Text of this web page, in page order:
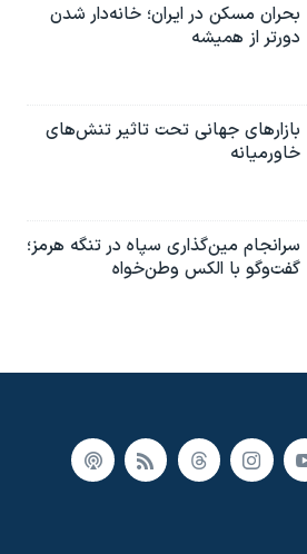
بحران مسکن در ایران؛ خانه‌دار شدن
دورتر از همیشه
بازارهای جهانی تحت تاثیر تنش‌های
خاورمیانه
سرانجام مین‌گذاری‌ سپاه در تنگه هرمز؛
گفت‌وگو با الکس وطن‌خواه